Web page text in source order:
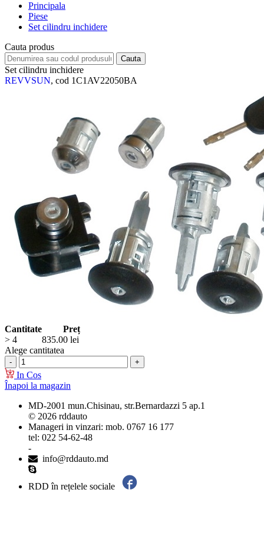
Principala
Piese
Set cilindru inchidere
Cauta produs
Set cilindru inchidere
REVVSUN, cod 1C1AV22050BA
Cantitate
Preț
> 4
835.00 lei
Alege cantitatea
In Cos
Înapoi la magazin
MD-2001 mun.Chisinau, str.Bernardazzi 5 ap.1
© 2026 rddauto
Manageri in vinzari: mob. 0767 16 177
tel: 022 54-62-48
-
info@rddauto.md
RDD în rețelele sociale